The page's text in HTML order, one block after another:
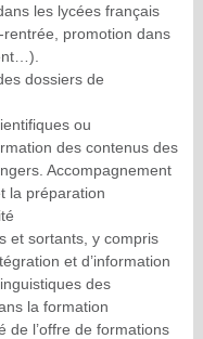
les lycées français
rentrée, promotion dans
dossiers de
ou
des contenus des
Accompagnement
la préparation
et sortants, y compris
et d’information
des
la formation
de l’offre de formations